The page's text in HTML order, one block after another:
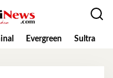
Evergreen Sultra